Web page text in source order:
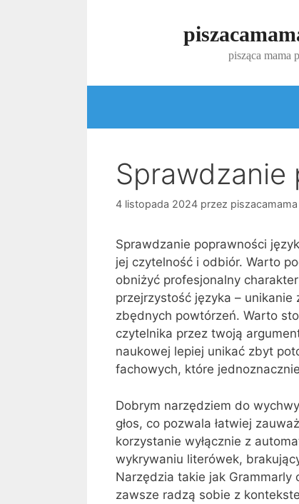
pisząca mama
4 listopada 2024 przez piszacamama
Sprawdzanie poprawności
jej czytelność i odbiór. Warto
obniżyć profesjonalny
przejrzystość języka –
zbędnych powtórzeń. Warto
czytelnika przez twoją
naukowej lepiej unikać zbyt
fachowych, które
Dobrym narzędziem do
głos, co pozwala łatwiej
korzystanie wyłącznie z
wykrywaniu literówek,
Narzędzia takie jak Grammarly
zawsze radzą sobie z